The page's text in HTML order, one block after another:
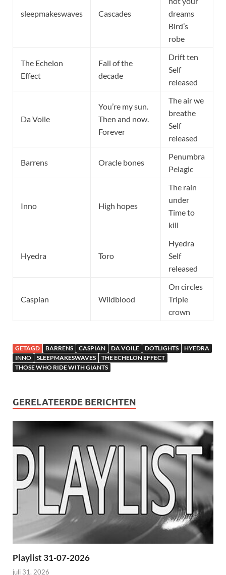
sleepmakeswaves Cascades
dreams
Bird’s
robe
The Echelon
Effect
Fall of the
decade
Drift ten
Self
released
Da Voile
You’re my sun.
Then and now.
Forever
The air we
breathe
Self
released
Barrens Oracle bones
Penumbra
Pelagic
Inno High hopes
The rain
under
Time to
kill
Hyedra Toro
Hyedra
Self
released
Caspian Wildblood
On circles
Triple
crown
GETAGD BARRENS CASPIAN DA VOILE DOTLIGHTS
HYEDRA
INNO
SLEEPMAKESWAVES
THE ECHELON EFFECT
THOSE WHO RIDE WITH GIANTS
GERELATEERDE BERICHTEN
Playlist 31-07-2026
juli 31, 2026